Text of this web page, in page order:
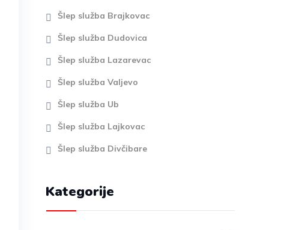
Šlep služba Brajkovac
Šlep služba Dudovica
Šlep služba Lazarevac
Šlep služba Valjevo
Šlep služba Ub
Šlep služba Lajkovac
Šlep služba Divčibare
Kategorije